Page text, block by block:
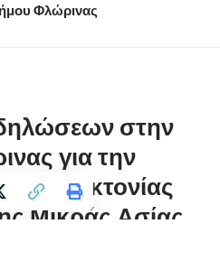
Φλώρινας
στην
για την
γενοκτονίας
Μικράς Ασίας